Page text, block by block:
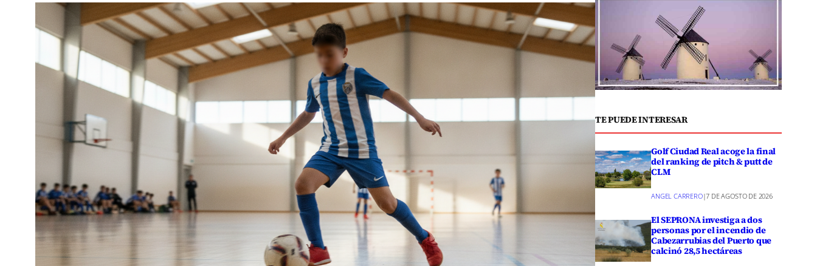
TE PUEDE INTERESAR
Golf Ciudad Real acoge la final
del ranking de pitch & putt de
CLM
ANGEL CARRERO|7 DE AGOSTO DE 2026
El SEPRONA investiga a dos
personas por el incendio de
Cabezarrubias del Puerto que
calcinó 28,5 hectáreas